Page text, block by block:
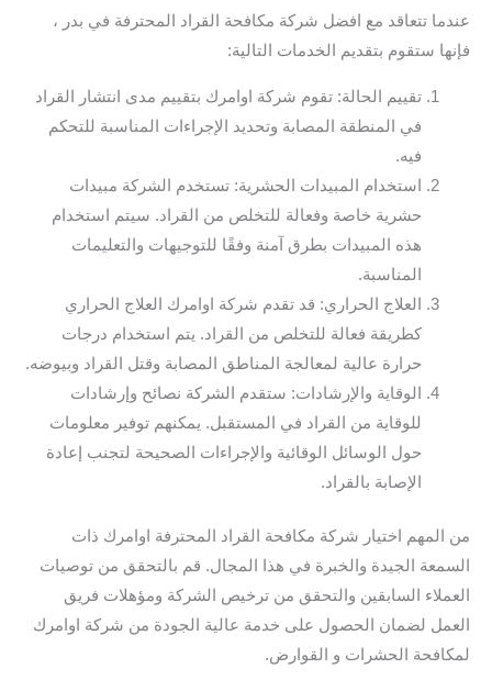
عندما تتعاقد مع افضل شركة مكافحة القراد المحترفة في بدر ،
فإنها ستقوم بتقديم الخدمات التالية:
تقييم الحالة: تقوم شركة اوامرك بتقييم مدى انتشار القراد
في المنطقة المصابة وتحديد الإجراءات المناسبة للتحكم
فيه.
استخدام المبيدات الحشرية: تستخدم الشركة مبيدات
حشرية خاصة وفعالة للتخلص من القراد. سيتم استخدام
هذه المبيدات بطرق آمنة وفقًا للتوجيهات والتعليمات
المناسبة.
العلاج الحراري: قد تقدم شركة اوامرك العلاج الحراري
كطريقة فعالة للتخلص من القراد. يتم استخدام درجات
حرارة عالية لمعالجة المناطق المصابة وقتل القراد وبيوضه.
الوقاية والإرشادات: ستقدم الشركة نصائح وإرشادات
للوقاية من القراد في المستقبل. يمكنهم توفير معلومات
حول الوسائل الوقائية والإجراءات الصحيحة لتجنب إعادة
الإصابة بالقراد.
من المهم اختيار شركة مكافحة القراد المحترفة اوامرك ذات
السمعة الجيدة والخبرة في هذا المجال. قم بالتحقق من توصيات
العملاء السابقين والتحقق من ترخيص الشركة ومؤهلات فريق
العمل لضمان الحصول على خدمة عالية الجودة من شركة اوامرك
لمكافحة الحشرات و القوارض.